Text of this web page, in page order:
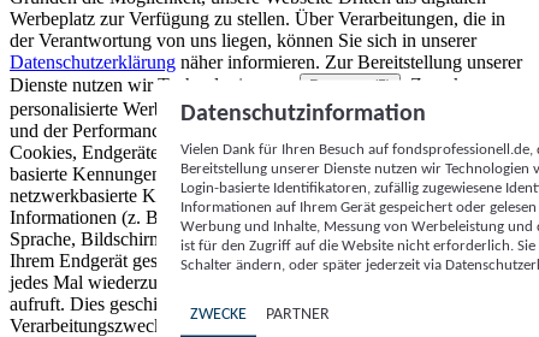
Werbeplatz zur Verfügung zu stellen. Über Verarbeitungen, die in
der Verantwortung von uns liegen, können Sie sich in unserer
Datenschutzerklärung näher informieren. Zur Bereitstellung unserer
Dienste nutzen wir Technologien von
Partnern (5)
. Zwecke:
personalisierte Werbung und Inhalte, Messung von Werbeleistung
und der Performance von Inhalten sowie Zielgruppenforschung.
Cookies, Endgeräte- oder ähnliche Online-Kennungen (z. B. login-
basierte Kennungen, zufällig generierte Kennungen,
netzwerkbasierte Kennungen) können zusammen mit anderen
Informationen (z. B. Browsertyp und Browserinformationen,
Sprache, Bildschirmgröße, unterstützte Technologien usw.) auf
Ihrem Endgerät gespeichert oder von dort ausgelesen werden, um es
jedes Mal wiederzuerkennen, wenn es eine App oder einer Webseite
aufruft. Dies geschieht für einen oder mehrere der hier aufgeführten
Verarbeitungszwecke.
Datenschutzinformation
Vielen Dank für Ihren Besuch auf
Bereitstellung unserer Dienste nutzen wir Technologien
Login-basierte Identifikatoren, zufällig zugewiesene
Informationen auf Ihrem Gerät gespeichert oder
Werbung und Inhalte, Messung von Werbeleistung
ist für den Zugriff auf die Website nicht erforderlich.
Schalter ändern, oder später jederzeit via
ZWECKE PARTNER